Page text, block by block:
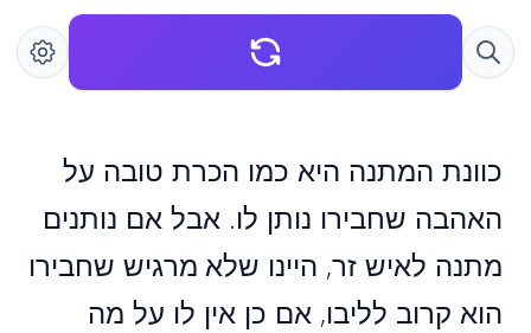
כוונת המתנה היא כמו הכרת טובה על
האהבה שחבירו נותן לו. אבל אם נותנים
מתנה לאיש זר, היינו שלא מרגיש שחבירו
הוא קרוב לליבו, אם כן אין לו על מה